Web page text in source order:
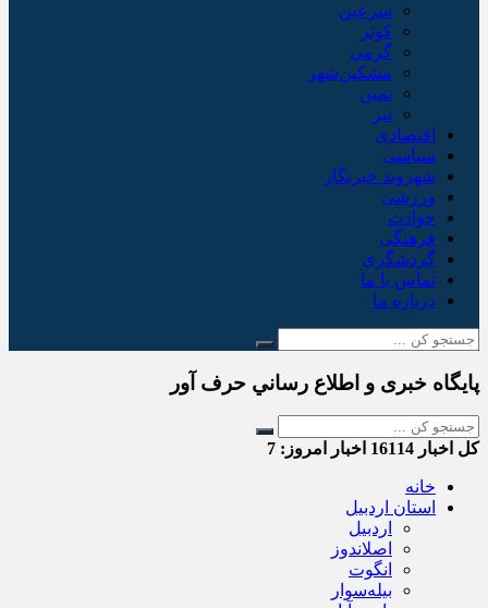
سرعین
کوثر
گرمی
مشکین‌شهر
نمین
نیر
اقتصادی
سیاسی
شهروند خبرنگار
ورزشی
حوادث
فرهنگی
گردشگری
تماس با ما
درباره ما
پایگاه خبری و اطلاع رساني حرف آور
کل اخبار اخبار امروز: 7
خانه
استان اردبیل
اردبیل
اصلاندوز
انگوت
بیله‌سوار